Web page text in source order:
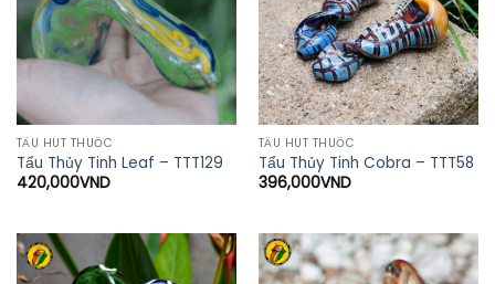
TẨU HÚT THUỐC
Tẩu Thủy Tinh Leaf – TTT129
420,000VND
TẨU HÚT THUỐC
Tẩu Thủy Tinh Cobra – TTT58
396,000VND